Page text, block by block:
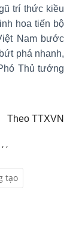
trí thức kiều
hoa tiến bộ
Nam bước
phá nhanh,
Thủ tướng
Theo TTXVN
tạo
, ,